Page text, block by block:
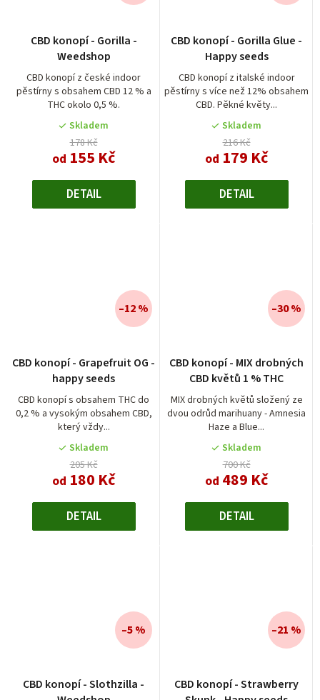
CBD konopí - Gorilla -
Weedshop
CBD konopí z české indoor
pěstírny s obsahem CBD 12 % a
THC okolo 0,5 %.
Skladem
178 Kč
od 155 Kč
DETAIL
CBD konopí - Gorilla Glue -
Happy seeds
CBD konopí z italské indoor
pěstírny s více než 12% obsahem
CBD. Pěkné květy...
Skladem
216 Kč
od 179 Kč
DETAIL
CBD konopí - Grapefruit OG -
happy seeds
CBD konopí s obsahem THC do
0,2 % a vysokým obsahem CBD,
který vždy...
Skladem
205 Kč
od 180 Kč
–12 %
DETAIL
CBD konopí - MIX drobných
CBD květů 1 % THC
MIX drobných květů složený ze
dvou odrůd marihuany - Amnesia
Haze a Blue...
Skladem
700 Kč
od 489 Kč
–30 %
DETAIL
CBD konopí - Slothzilla -
–5 %
CBD konopí - Strawberry
–21 %